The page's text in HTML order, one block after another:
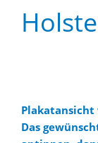
Das